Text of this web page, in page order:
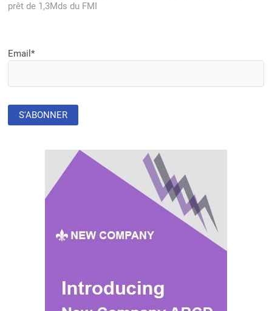
prêt de 1,3Mds du FMI
Email*